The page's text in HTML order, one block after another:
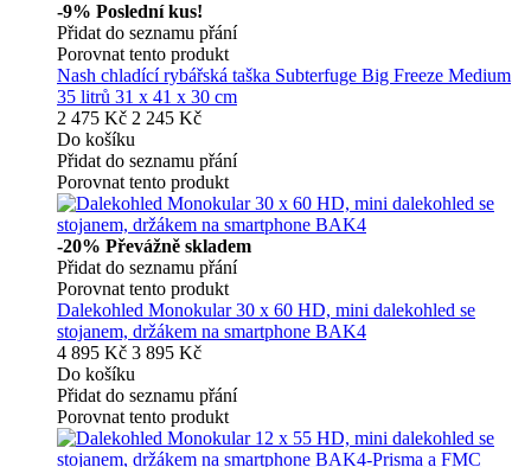
-9% Poslední kus!
Přidat do seznamu přání
Porovnat tento produkt
Nash chladící rybářská taška Subterfuge Big Freeze Medium
35 litrů 31 x 41 x 30 cm
2 475 Kč 2 245 Kč
Do košíku
Přidat do seznamu přání
Porovnat tento produkt
-20% Převážně skladem
Přidat do seznamu přání
Porovnat tento produkt
Dalekohled Monokular 30 x 60 HD, mini dalekohled se
stojanem, držákem na smartphone BAK4
4 895 Kč 3 895 Kč
Do košíku
Přidat do seznamu přání
Porovnat tento produkt